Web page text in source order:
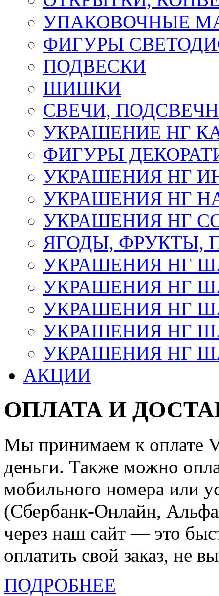
УПАКОВОЧНЫЕ
ФИГУРЫ
ПОДВЕСКИ
ШИШКИ
СВЕЧИ,
УКРАШЕНИЕ НГ
ФИГУРЫ
УКРАШЕНИЯ НГ
УКРАШЕНИЯ НГ
УКРАШЕНИЯ НГ
ЯГОДЫ, ФРУКТЫ,
УКРАШЕНИЯ НГ
УКРАШЕНИЯ НГ
УКРАШЕНИЯ НГ
УКРАШЕНИЯ НГ
УКРАШЕНИЯ НГ
АКЦИИ
ОПЛАТА И
Мы принимаем к оплате
деньги. Также можно
мобильного номера или
(Сбербанк-Онлайн,
через наш сайт — это
оплатить свой заказ, не
ПОДРОБНЕЕ